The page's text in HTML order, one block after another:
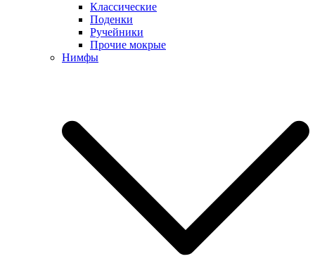
Классические
Поденки
Ручейники
Прочие мокрые
Нимфы